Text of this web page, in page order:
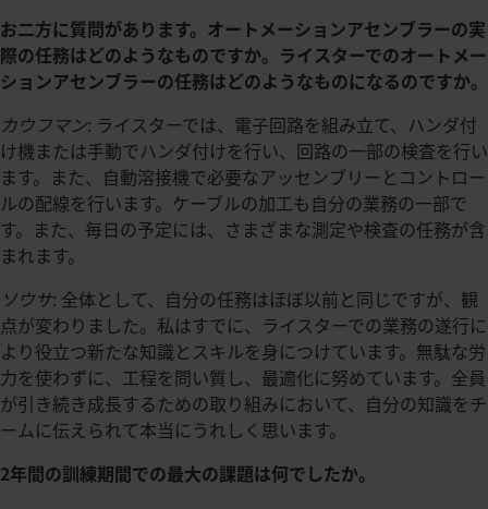
お二方に質問があります。オートメーションアセンブラーの実
際の任務はどのようなものですか。ライスターでのオートメー
ションアセンブラーの任務はどのようなものになるのですか。
カウフマン: ライスターでは、電子回路を組み立て、ハンダ付
け機または手動でハンダ付けを行い、回路の一部の検査を行い
ます。また、自動溶接機で必要なアッセンブリーとコントロー
ルの配線を行います。ケーブルの加工も自分の業務の一部で
す。また、毎日の予定には、さまざまな測定や検査の任務が含
まれます。
ソウサ: 全体として、自分の任務はほぼ以前と同じですが、観
点が変わりました。私はすでに、ライスターでの業務の遂行に
より役立つ新たな知識とスキルを身につけています。無駄な労
力を使わずに、工程を問い質し、最適化に努めています。全員
が引き続き成長するための取り組みにおいて、自分の知識をチ
ームに伝えられて本当にうれしく思います。
2年間の訓練期間での最大の課題は何でしたか。